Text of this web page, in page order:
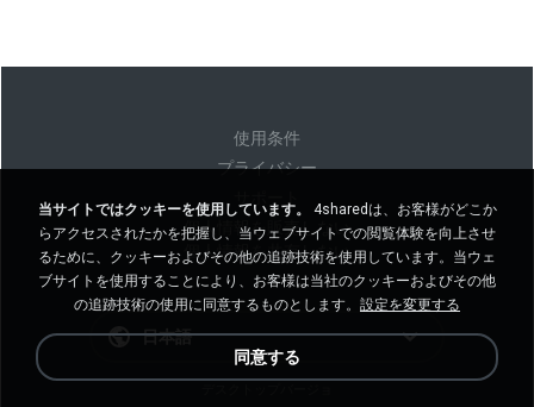
使用条件
プライバシー
個人情報を販売しない
個人情報を共有しない
日本語
当サイトではクッキーを使用しています。
4sharedは、お客様がどこか
らアクセスされたかを把握し、当ウェブサイトでの閲覧体験を向上させ
るために、クッキーおよびその他の追跡技術を使用しています。当ウェ
ブサイトを使用することにより、お客様は当社のクッキーおよびその他
の追跡技術の使用に同意するものとします。 設定を変更する
同意する